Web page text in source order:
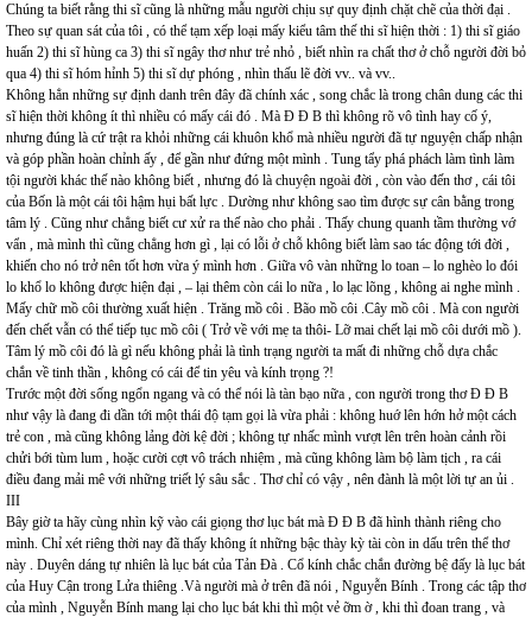
Chúng ta biết rằng thi sĩ cũng là những mẫu người chịu sự quy định chặt chẽ của thời đại .
Theo sự quan sát của tôi , có thể tạm xếp loại mấy kiểu tâm thế thi sĩ hiện thời : 1) thi sĩ giáo
huấn 2) thi sĩ hùng ca 3) thi sĩ ngây thơ như trẻ nhỏ , biết nhìn ra chất thơ ở chỗ người đời bỏ
qua 4) thi sĩ hóm hỉnh 5) thi sĩ dự phóng , nhìn thấu lẽ đời vv.. và vv..
Không hẳn những sự định danh trên đây đã chính xác , song chắc là trong chân dung các thi
sĩ hiện thời không ít thì nhiều có mấy cái đó . Mà Đ Đ B thì không rõ vô tình hay cố ý,
nhưng đúng là cứ trật ra khỏi những cái khuôn khổ mà nhiều người đã tự nguyện chấp nhận
và góp phần hoàn chỉnh ấy , để gần như đứng một mình . Tung tẩy phá phách làm tình làm
tội người khác thế nào không biết , nhưng đó là chuyện ngoài đời , còn vào đến thơ , cái tôi
của Bốn là một cái tôi hậm hụi bất lực . Dường như không sao tìm được sự cân bằng trong
tâm lý . Cũng như chẳng biết cư xử ra thế nào cho phải . Thấy chung quanh tầm thường vớ
vẩn , mà mình thì cũng chẳng hơn gì , lại có lỗi ở chỗ không biết làm sao tác động tới đời ,
khiến cho nó trở nên tốt hơn vừa ý mình hơn . Giữa vô vàn những lo toan – lo nghèo lo đói
lo khổ lo không được hiện đại , – lại thêm còn cái lo nữa , lo lạc lõng , không ai nghe mình .
Mấy chữ mồ côi thường xuất hiện . Trăng mồ côi . Bão mồ côi .Cây mồ côi . Mà con người
đến chết vẫn có thể tiếp tục mồ côi ( Trở về với mẹ ta thôi- Lỡ mai chết lại mồ côi dưới mồ ).
Tâm lý mồ côi đó là gì nếu không phải là tình trạng người ta mất đi những chỗ dựa chắc
chắn về tinh thần , không có cái để tin yêu và kính trọng ?!
Trước một đời sống ngổn ngang và có thể nói là tàn bạo nữa , con người trong thơ Đ Đ B
như vậy là đang đi dần tới một thái độ tạm gọi là vừa phải : không huớ lên hớn hở một cách
trẻ con , mà cũng không lảng đời kệ đời ; không tự nhấc mình vượt lên trên hoàn cảnh rồi
chửi bới tùm lum , hoặc cười cợt vô trách nhiệm , mà cũng không làm bộ làm tịch , ra cái
điều đang mải mê với những triết lý sâu sắc . Thơ chỉ có vậy , nên đành là một lời tự an ủi .
III
Bây giờ ta hãy cùng nhìn kỹ vào cái giọng thơ lục bát mà Đ Đ B đã hình thành riêng cho
mình. Chỉ xét riêng thời nay đã thấy không ít những bậc thày kỳ tài còn in dấu trên thể thơ
này . Duyên dáng tự nhiên là lục bát của Tản Đà . Cổ kính chắc chắn đường bệ đấy là lục bát
của Huy Cận trong Lửa thiêng .Và người mà ở trên đã nói , Nguyễn Bính . Trong các tập thơ
của mình , Nguyễn Bính mang lại cho lục bát khi thì một vẻ ỡm ờ , khi thì đoan trang , và